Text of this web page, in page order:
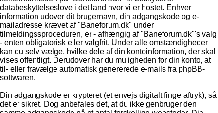
databeskyttelseslove i det land hvor vi er hostet. Enhver
information udover dit brugernavn, din adgangskode og e-
mailadresse krævet af "Baneforum.dk" under
tilmeldingssproceduren, er - afhængig af "Baneforum.dk"'s valg
- enten obligatorisk eller valgfrit. Under alle omstændigheder
kan du selv vælge, hvilke dele af din kontoinformation, der skal
vises offentligt. Derudover har du muligheden for din konto, at
til- eller fravælge automatisk genererede e-mails fra phpBB-
softwaren.
Din adgangskode er krypteret (et envejs digitalt fingeraftryk), så
det er sikret. Dog anbefales det, at du ikke genbruger den